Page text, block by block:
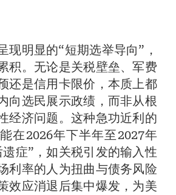
现明显的“短期选举导向”，
积。无论是关税壁垒、军费
还是信用卡限价，本质上都
向选民展示政绩，而非从根
经济问题。这种急功近利的
在2026年下半年至2027年
症”，如关税引发的输入性
利率的人为扭曲与债务风险
效应消退后集中爆发，为美